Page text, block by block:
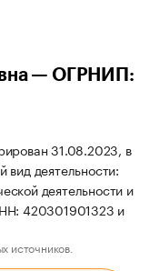
— ОГРНИП:
31.08.2023, в
деятельности:
деятельности и
420301901323 и
источников.